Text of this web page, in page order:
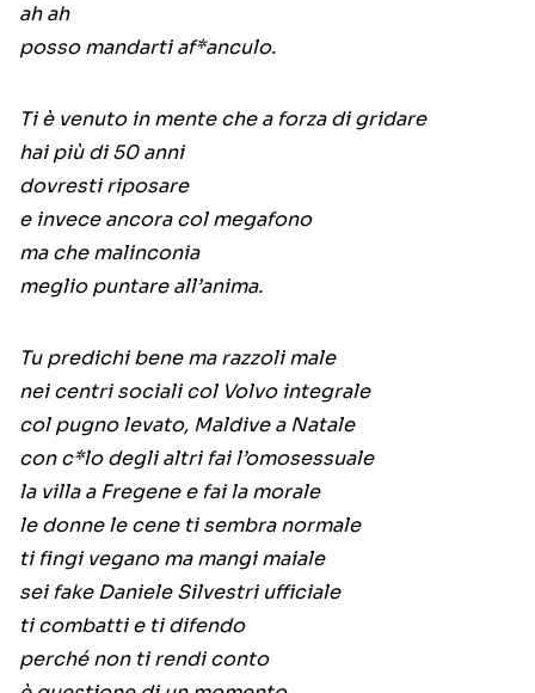
ah ah
posso mandarti af*anculo.
Ti è venuto in mente che a forza di gridare
hai più di 50 anni
dovresti riposare
e invece ancora col megafono
ma che malinconia
meglio puntare all’anima.
Tu predichi bene ma razzoli male
nei centri sociali col Volvo integrale
col pugno levato, Maldive a Natale
con c*lo degli altri fai l’omosessuale
la villa a Fregene e fai la morale
le donne le cene ti sembra normale
ti fingi vegano ma mangi maiale
sei fake Daniele Silvestri ufficiale
ti combatti e ti difendo
perché non ti rendi conto